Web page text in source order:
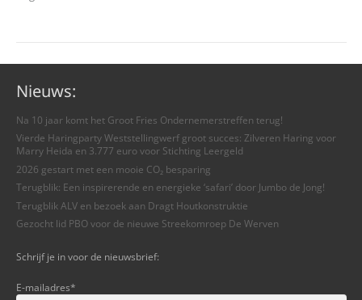
Nieuws:
Na 10 jaar komt het Groot Fries Ondernemerstreffen terug!
Vierde Haringparty Weststellingwerf groot succes: Zilveren Haring voor
Marry Heida en 3.777 euro voor Stichting Leergeld
2026 gestart met een mooie CO₂ besparing
Terugblik: Een inspirerende en energieke ‘safari’ door Jumbo de Jong!
Terugblik ALV en bezoek aan Dragt Houtkonstruktie
Gezocht lid PBO voor de nieuwe Streekomroep De Werven
Schrijf je in voor de nieuwsbrief:
E-mailadres*